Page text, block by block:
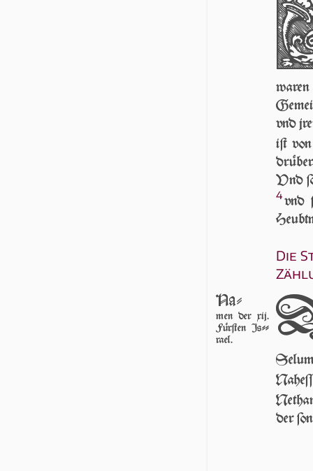
waren
vnd
iſt
Vnd
4vnd
Die
Na-
men der xij.
Für­ſten Iſ­
ra­el.
der